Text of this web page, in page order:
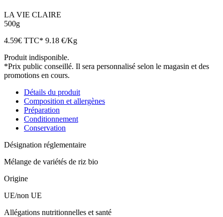
LA VIE CLAIRE
500g
4.59€ TTC* 9.18 €/Kg
Produit indisponible.
*Prix public conseillé. Il sera personnalisé selon le magasin et des
promotions en cours.
Détails du produit
Composition et allergènes
Préparation
Conditionnement
Conservation
Désignation réglementaire
Mélange de variétés de riz bio
Origine
UE/non UE
Allégations nutritionnelles et santé